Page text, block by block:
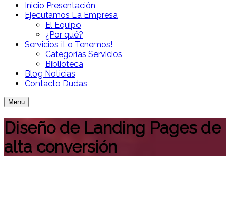
Inicio Presentación
Ejecutamos La Empresa
El Equipo
¿Por qué?
Servicios ¡Lo Tenemos!
Categorías Servicios
Biblioteca
Blog Noticias
Contacto Dudas
Menu
Diseño de Landing Pages de
alta conversión